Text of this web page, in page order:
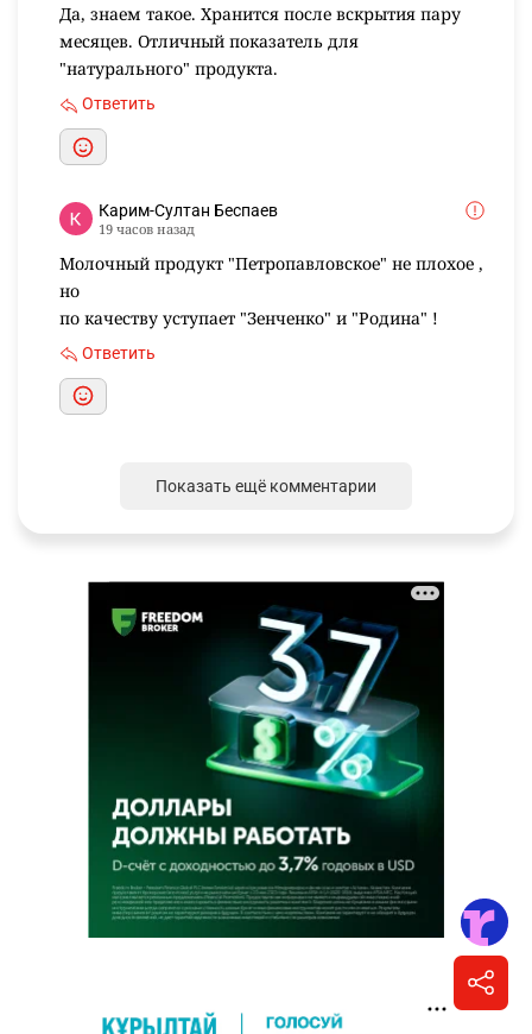
Да, знаем такое. Хранится после вскрытия пару
месяцев. Отличный показатель для
"натурального" продукта.
Ответить
Карим-Султан Беспаев
19 часов назад
Молочный продукт "Петропавловское" не плохое ,
но
по качеству уступает "Зенченко" и "Родина" !
Ответить
Показать ещё комментарии